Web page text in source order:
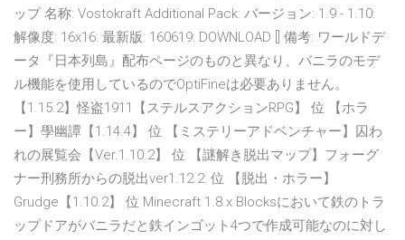
ップ 名称: Vostokraft Additional Pack: バージョン: 1.9 - 1.10:
解像度: 16x16: 最新版: 160619: DOWNLOAD [] 備考: ワールドデ
ータ『日本列島』配布ページのものと異なり、バニラのモデ
ル機能を使用しているのでOptiFineは必要ありません。
【1.15.2】怪盗1911【ステルスアクションRPG】 位 【ホラ
ー】學幽譚【1.14.4】 位 【ミステリーアドベンチャー】囚わ
れの展覧会【Ver.1.10.2】 位 【謎解き脱出マップ】フォーグ
ナー刑務所からの脱出ver1.12.2: 位 【脱出・ホラー】
Grudge【1.10.2】 位 Minecraft 1.8.x Blocksにおいて鉄のトラ
ップドアがバニラだと鉄インゴット4つで作成可能なのに対し